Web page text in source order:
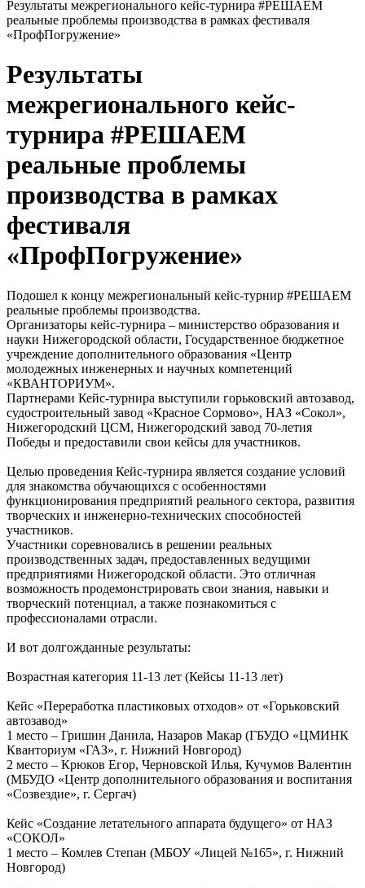
Результаты межрегионального кейс-турнира #РЕШАЕМ
реальные проблемы производства в рамках фестиваля
«ПрофПогружение»
Результаты
межрегионального кейс-
турнира #РЕШАЕМ
реальные проблемы
производства в рамках
фестиваля
«ПрофПогружение»
Подошел к концу межрегиональный кейс-турнир #РЕШАЕМ
реальные проблемы производства.
Организаторы кейс-турнира – министерство образования и
науки Нижегородской области, Государственное бюджетное
учреждение дополнительного образования «Центр
молодежных инженерных и научных компетенций
«КВАНТОРИУМ».
Партнерами Кейс-турнира выступили горьковский автозавод,
судостроительный завод «Красное Сормово», НАЗ «Сокол»,
Нижегородский ЦСМ, Нижегородский завод 70-летия
Победы и предоставили свои кейсы для участников.
Целью проведения Кейс-турнира является создание условий
для знакомства обучающихся с особенностями
функционирования предприятий реального сектора, развития
творческих и инженерно-технических способностей
участников.
Участники соревновались в решении реальных
производственных задач, предоставленных ведущими
предприятиями Нижегородской области. Это отличная
возможность продемонстрировать свои знания, навыки и
творческий потенциал, а также познакомиться с
профессионалами отрасли.
И вот долгожданные результаты:
Возрастная категория 11-13 лет (Кейсы 11-13 лет)
Кейс «Переработка пластиковых отходов» от «Горьковский
автозавод»
1 место – Гришин Данила, Назаров Макар (ГБУДО «ЦМИНК
Кванториум «ГАЗ», г. Нижний Новгород)
2 место – Крюков Егор, Черновской Илья, Кучумов Валентин
(МБУДО «Центр дополнительного образования и воспитания
«Созвездие», г. Сергач)
Кейс «Создание летательного аппарата будущего» от НАЗ
«СОКОЛ»
1 место – Комлев Степан (МБОУ «Лицей №165», г. Нижний
Новгород)